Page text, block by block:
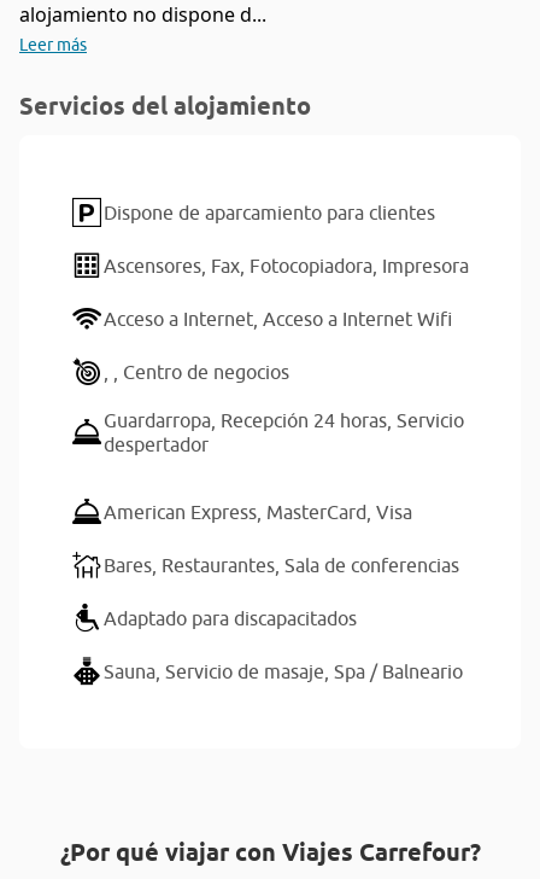
alojamiento no dispone d...
Leer más
Servicios del alojamiento
Dispone de aparcamiento para clientes
Ascensores, Fax, Fotocopiadora, Impresora
Acceso a Internet, Acceso a Internet Wifi
Centro de negocios
Guardarropa, Recepción 24 horas, Servicio
despertador
American Express, MasterCard, Visa
Bares, Restaurantes, Sala de conferencias
Adaptado para discapacitados
Sauna, Servicio de masaje, Spa / Balneario
¿Por qué viajar con Viajes Carrefour?